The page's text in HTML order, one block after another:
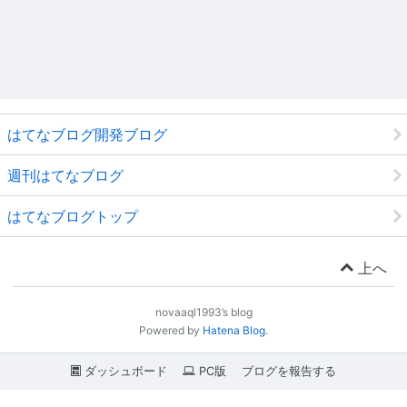
はてなブログ開発ブログ
週刊はてなブログ
はてなブログトップ
上へ
novaaql1993’s blog
Powered by Hatena Blog.
ダッシュボード PC版 ブログを報告する